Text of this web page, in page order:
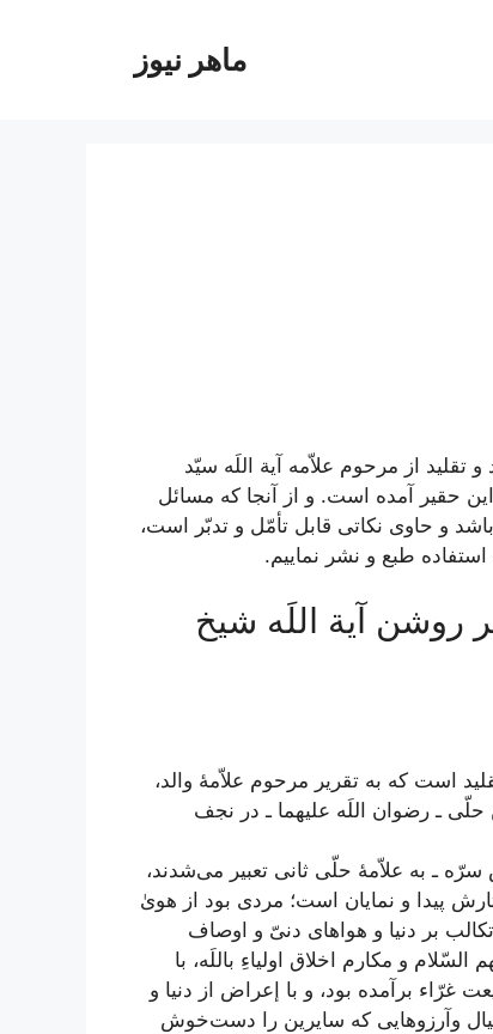
ماهر نیوز
و تقلید از مرحوم علاّمه آیة اللَه سیّد
حقیر آمده است. و از آنجا که مسائل
و حاوی نکاتی قابل تأمّل و تدبّر است،
طبع و نشر نماییم.
روشن آیة اللَه شیخ
است که به تقریر مرحوم علاّمۀ والد،
ـ رضوان اللَه علیهما ـ در نجف
ـ به علاّمۀ حلّی ثانی تعبیر می‌شدند،
پیدا و نمایان است؛ مردی بود از هویٰ
بر دنیا و هواهای دنیّ و اوصاف
السّلام و مکارم اخلاق اولیاءِ باللَه، با
برآمده بود، و با إعراض از دنیا و
و آرزوهایی که سایرین را دست‌خوش